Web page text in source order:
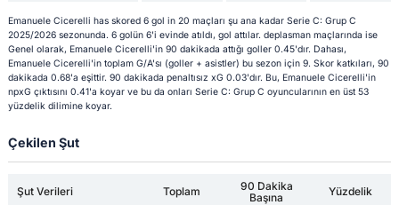
Emanuele Cicerelli has skored 6 gol in 20 maçları şu ana kadar Serie C: Grup C
2025/2026 sezonunda. 6 golün 6'i evinde atıldı, gol attılar. deplasman maçlarında ise
Genel olarak, Emanuele Cicerelli'in 90 dakikada attığı goller 0.45'dır. Dahası,
Emanuele Cicerelli'in toplam G/A'sı (goller + asistler) bu sezon için 9. Skor katkıları, 90
dakikada 0.68'a eşittir. 90 dakikada penaltısız xG 0.03'dır. Bu, Emanuele Cicerelli'in
npxG çıktısını 0.41'a koyar ve bu da onları Serie C: Grup C oyuncularının en üst 53
yüzdelik dilimine koyar.
Çekilen Şut
Şut Verileri Toplam
90 Dakika
Başına
Yüzdelik